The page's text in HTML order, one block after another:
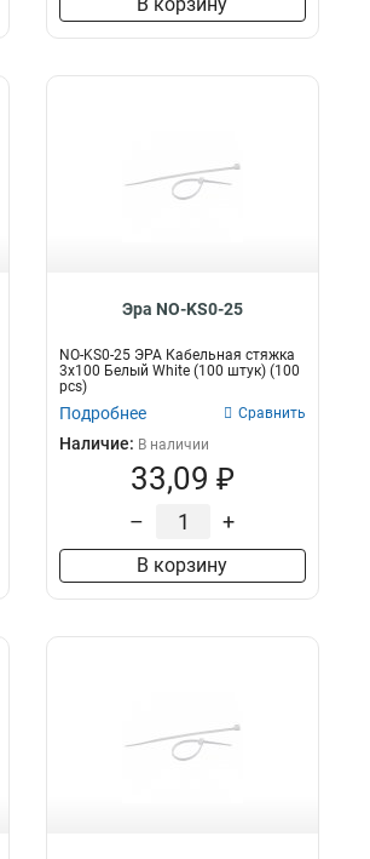
Эра NO-KS0-25
NO-KS0-25 ЭРА Кабельная стяжка
3х100 Белый White (100 штук) (100
pcs)
Подробнее Сравнить
Наличие: В наличии
33,09 ₽
– +
В корзину